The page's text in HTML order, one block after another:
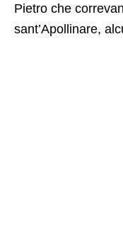
Pietro che
sant’Apollinare,